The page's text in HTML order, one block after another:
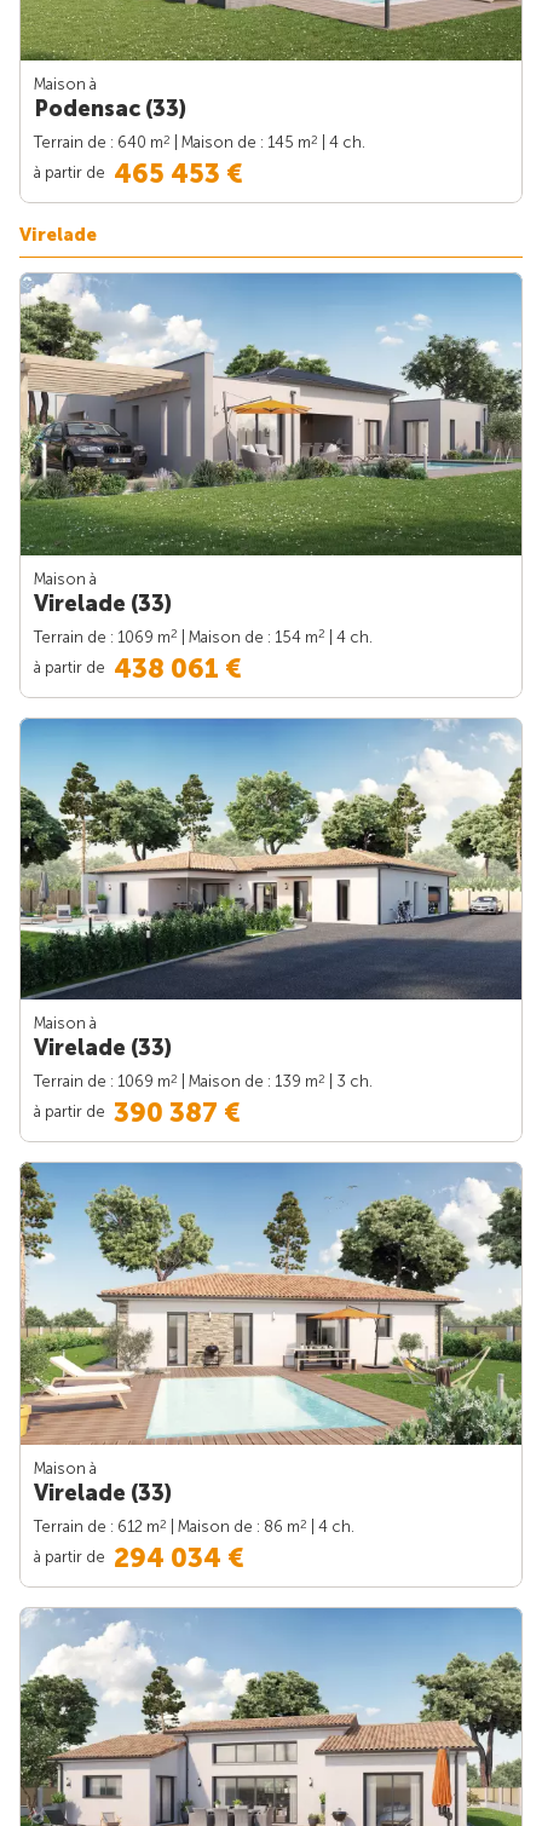
Maison à
Podensac (33)
Terrain de : 640 m2 | Maison de : 145 m2
| 4 ch.
à partir de 465 453 €
Virelade
Maison à
Virelade (33)
Terrain de : 1069 m2 | Maison de : 154 m2
| 4 ch.
à partir de 438 061 €
Maison à
Virelade (33)
Terrain de : 1069 m2 | Maison de : 139 m2
| 3 ch.
à partir de 390 387 €
Maison à
Virelade (33)
Terrain de : 612 m2 | Maison de : 86 m2
| 4 ch.
à partir de 294 034 €